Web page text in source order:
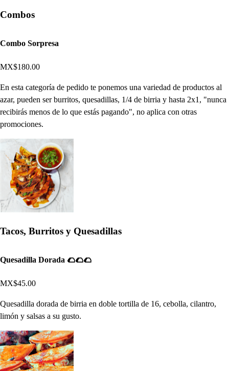
Combos
Combo Sorpresa
MX$180.00
En esta categoría de pedido te ponemos una variedad de productos al
azar, pueden ser burritos, quesadillas, 1/4 de birria y hasta 2x1, "nunca
recibirás menos de lo que estás pagando", no aplica con otras
promociones.
Tacos, Burritos y Quesadillas
Quesadilla Dorada 🌮🌮🌮
MX$45.00
Quesadilla dorada de birria en doble tortilla de 16, cebolla, cilantro,
limón y salsas a su gusto.